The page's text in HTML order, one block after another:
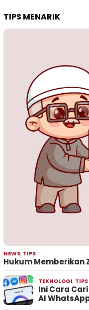
TIPS MENARIK
NEWS, TIPS
Hukum Memberikan
TEKNOLOGI, TIPS
Ini Cara
AI